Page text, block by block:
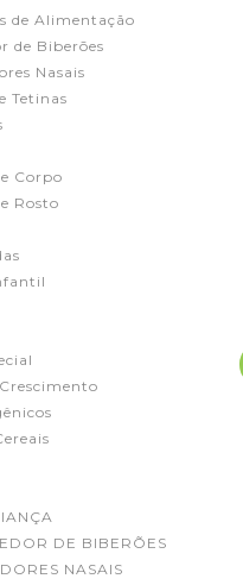
de Alimentação
de Biberões
Nasais
Tetinas
Corpo
Rosto
DE BIBERÕES
NASAIS